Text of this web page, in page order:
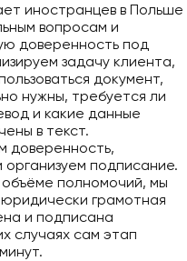
иностранцев в Польше
вопросам и
доверенность под
задачу клиента,
документ,
нужны, требуется ли
и какие данные
в текст.
доверенность,
подписание.
полномочий, мы
грамотная
и подписана
случаях сам этап